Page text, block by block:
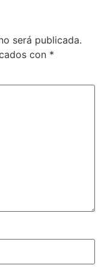
será publicada.
con *